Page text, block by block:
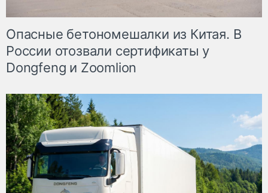
Опасные бетономешалки из Китая. В
России отозвали сертификаты у
Dongfeng и Zoomlion